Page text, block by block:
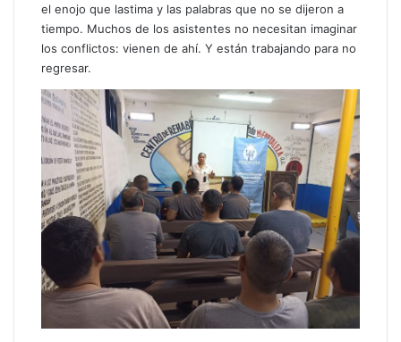
el enojo que lastima y las palabras que no se dijeron a
tiempo. Muchos de los asistentes no necesitan imaginar
los conflictos: vienen de ahí. Y están trabajando para no
regresar.